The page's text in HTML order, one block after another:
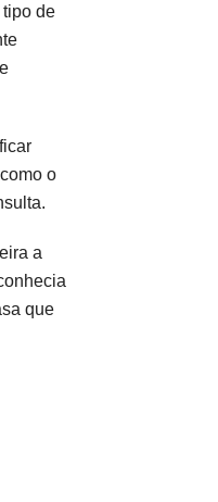
de
o
a
que